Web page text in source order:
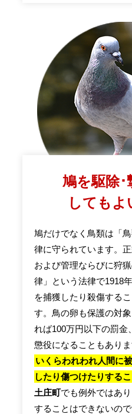
鳩を駆除･
してもよ
鳩だけでなく鳥類は「
律に守られています。
および管理ならびに狩
律」という法律で1918
を捕獲したり殺傷する
す。鳥の卵も保護の対
れば100万円以下の罰金
懲役になることもありま
いくらわれわれ人間に
したり傷つけたりする
土庄町でも例外ではあ
することはできないので